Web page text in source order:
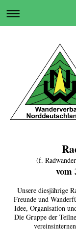
(f.
vom
Unsere diesjährige
Freunde und
Idee, Organisation
Die Gruppe der